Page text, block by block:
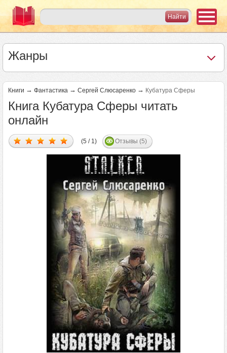
Жанры
Книги → Фантастика → Сергей Слюсаренко → Кубатура Сферы
Книга Кубатура Сферы читать
онлайн
(5 / 1) Отзывы (5)